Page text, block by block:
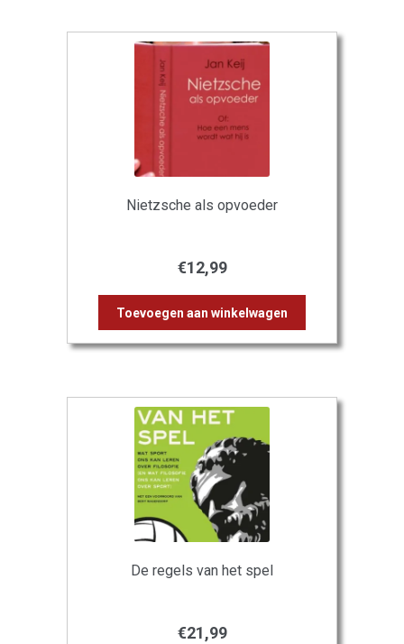
Nietzsche als opvoeder
€12,99
Toevoegen aan winkelwagen
De regels van het spel
€21,99